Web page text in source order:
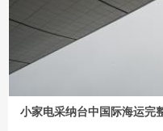
小家电采纳台中国际海运完